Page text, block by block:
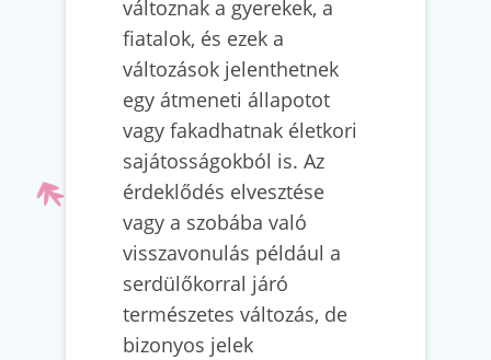
változnak a gyerekek, a
fiatalok, és ezek a
változások jelenthetnek
egy átmeneti állapotot
vagy fakadhatnak életkori
sajátosságokból is. Az
érdeklődés elvesztése
vagy a szobába való
visszavonulás például a
serdülőkorral járó
természetes változás, de
bizonyos jelek